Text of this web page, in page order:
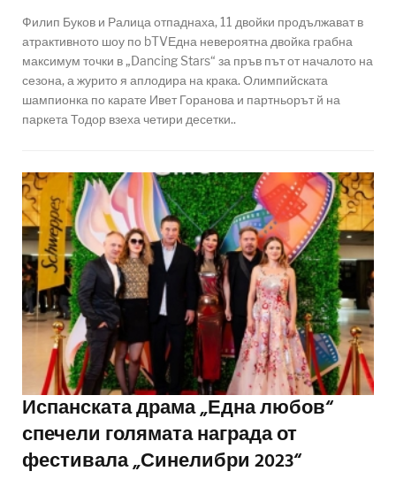
Филип Буков и Ралица отпаднаха, 11 двойки продължават в
атрактивното шоу по bTVЕдна невероятна двойка грабна
максимум точки в „Dancing Stars“ за пръв път от началото на
сезона, а журито я аплодира на крака. Олимпийската
шампионка по карате Ивет Горанова и партньорът й на
паркета Тодор взеха четири десетки..
Испанската драма „Една любов“
спечели голямата награда от
фестивала „Синелибри 2023“